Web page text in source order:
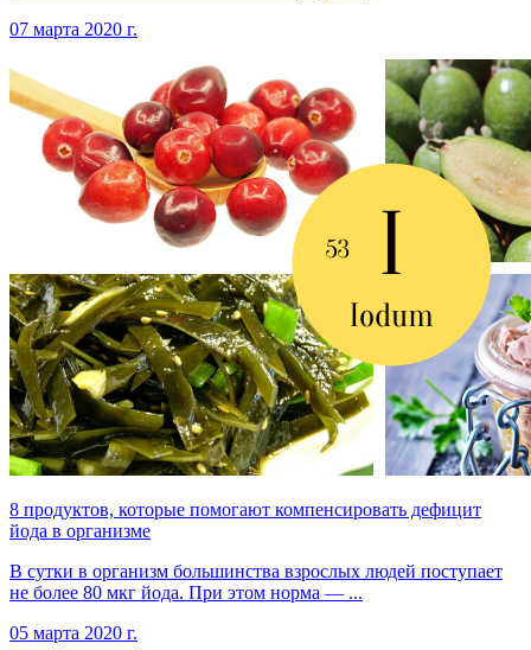
07 марта 2020 г.
8 продуктов, которые помогают компенсировать дефицит
йода в организме
В сутки в организм большинства взрослых людей поступает
не более 80 мкг йода. При этом норма — ...
05 марта 2020 г.